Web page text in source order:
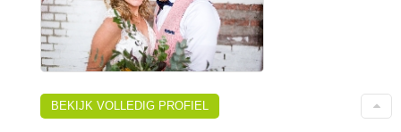
BEKIJK VOLLEDIG PROFIEL